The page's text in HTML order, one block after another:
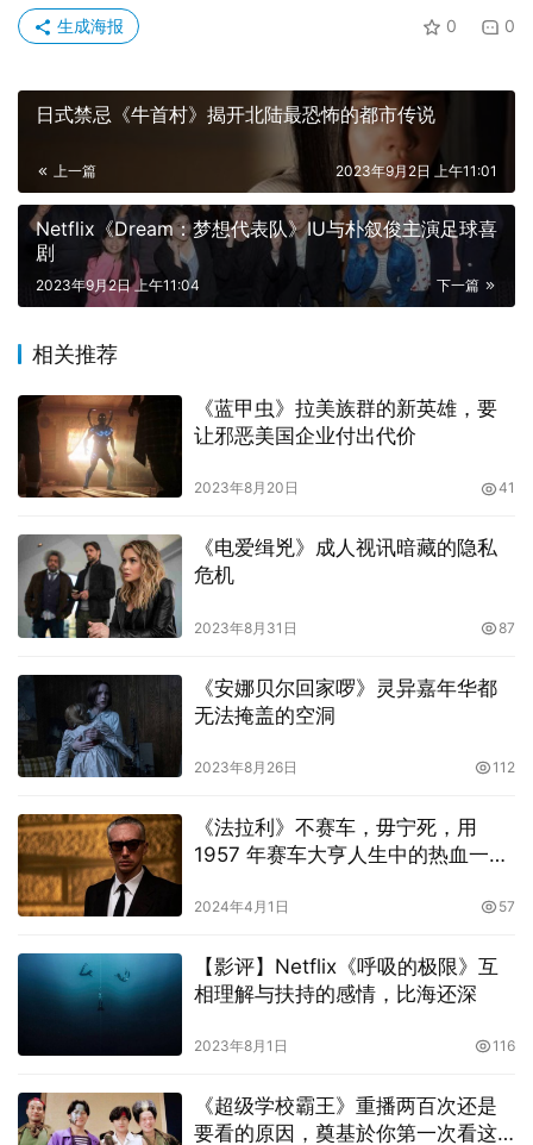
因此《变调的灰姑娘》开场那句：「未来结婚后的我真的能
够获得幸福吗？」除了交代角色当下的心理状态，对后续剧
的担忧和莫名恐惧，带出全片故事最重要且不断围绕的根本
变调的灰姑娘故事的铺陈
《变调的灰姑娘》主角小春是个在社福机构工作的小职员，
母的妥善照顾，但即便这样，她的生活却没有因此过得幸福
顺遂。不仅时常因为过于投入工作而被人检举投诉，某个原
本跟家人共度的平凡夜晚，却也因为接续不断发生的意外，
让处在人生低谷的小春遭遇了她人生最悲惨的一天。
从发现爷爷在浴室昏倒，喝了酒的父亲急急忙忙送他到医
院，却在路上因为一名醉汉发生车祸，家里还因为出门踢倒
的蚊香而引发的大火，最后这一连串事件好不容易看似告一
男友跟自己的同事偷吃外遇。《变调的灰姑娘》片头的小春
可以说是祸不单行，但或许命运就是这么奇妙且戏剧化。
0 0
生成海报
日式禁忌《牛首村》揭开北陆最恐怖的都市传说
上一篇 2023年9月2日 上午11:01
Netflix《Dream：梦想代表队》IU与朴叙俊主演足球喜
剧
下一篇
2023年9月2日 上午11:04
相关推荐
《蓝甲虫》拉美族群的新英雄，要
让邪恶美国企业付出代价
2023年8月20日 41
《电爱缉兇》成人视讯暗藏的隐私
危机
2023年8月31日 87
《安娜贝尔回家啰》灵异嘉年华都
无法掩盖的空洞
2023年8月26日 112
《法拉利》不赛车，毋宁死，用
1957 年赛车大亨人生中的热血一
2024年4月1日 57
【影评】Netflix《呼吸的极限》互
相理解与扶持的感情，比海还深
2023年8月1日 116
《超级学校霸王》重播两百次还是
要看的原因，奠基於你第一次看这